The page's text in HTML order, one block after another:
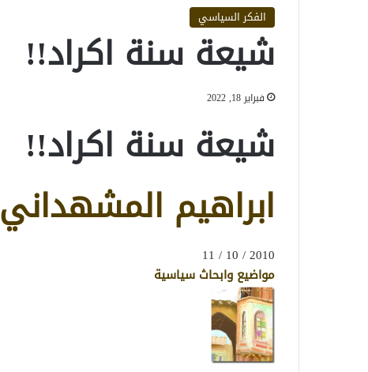
الفكر السياسي
شيعة سنة اكراد!!
فبراير 18, 2022
شيعة سنة اكراد!!
ابراهيم المشهداني
2010 / 10 / 11
مواضيع وابحاث سياسية